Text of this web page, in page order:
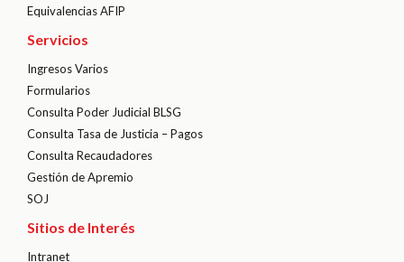
Equivalencias AFIP
Servicios
Ingresos Varios
Formularios
Consulta Poder Judicial BLSG
Consulta Tasa de Justicia – Pagos
Consulta Recaudadores
Gestión de Apremio
SOJ
Sitios de Interés
Intranet